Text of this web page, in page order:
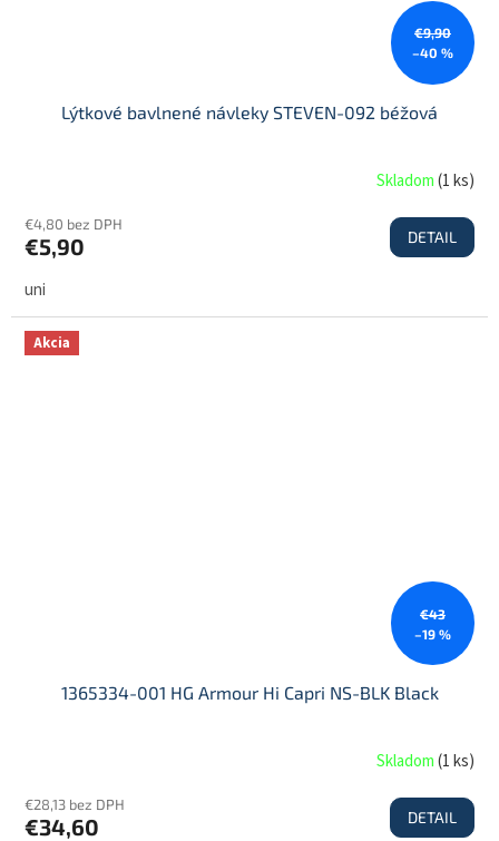
€9,90
–40 %
Lýtkové bavlnené návleky STEVEN-092 béžová
Skladom(1 ks)
€4,80 bez DPH
€5,90 DETAIL
uni
Akcia
€43
–19 %
1365334-001 HG Armour Hi Capri NS-BLK Black
Skladom(1 ks)
€28,13 bez DPH
€34,60 DETAIL